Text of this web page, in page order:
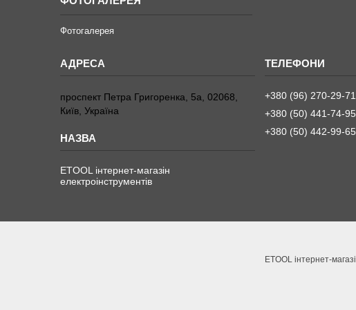
Фотогалерея
проспект Петра Григоренка, 5а, 02068,
Київ, Україна
ETOOL інтернет-магазін
електроінструментів
+380 (96) 270-29-71
+380 (50) 441-74-95
+380 (50) 442-99-65